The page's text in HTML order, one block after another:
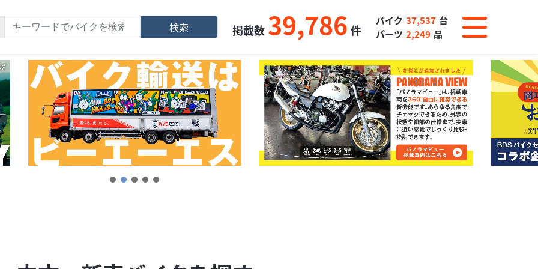
検索 掲載数 39,786 件
バイク 37,537 台
パーツ 2,249 品